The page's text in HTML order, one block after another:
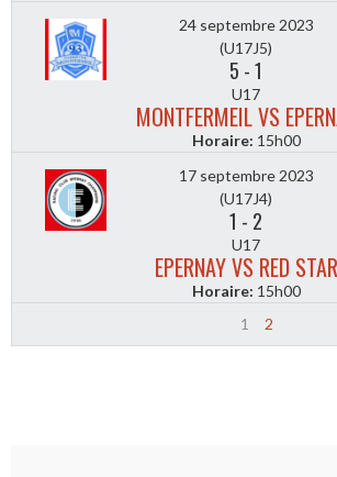
24 septembre 2023
(U17J5)
5 -1
U17
MONTFERMEIL VS
Horaire: 15h00
17 septembre 2023
(U17J4)
1 - 2
U17
EPERNAY VS RED STAR
Horaire: 15h00
1
2